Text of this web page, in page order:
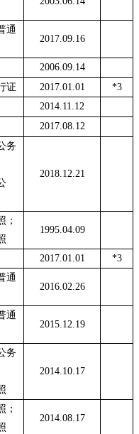
通
2017.09.16
2006.09.14
证 2017.01.01
*3
2014.11.12
2017.08.12
务
2018.12.21
；
1995.04.09
2017.01.01 *3
通
2016.02.26
通
2015.12.19
务
2014.10.17
；
2014.08.17